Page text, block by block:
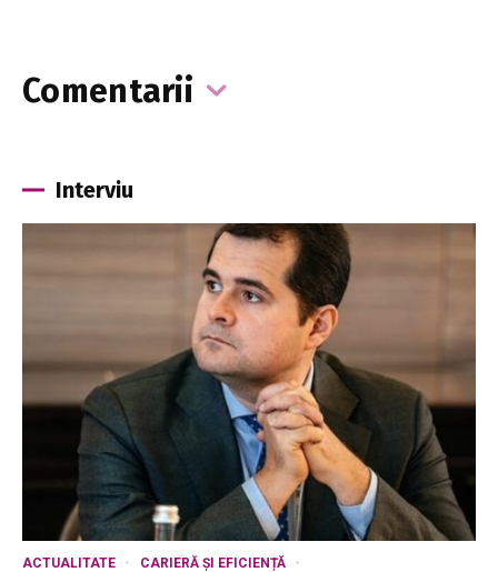
Comentarii
Interviu
ACTUALITATE
CARIERĂ ȘI EFICIENȚĂ